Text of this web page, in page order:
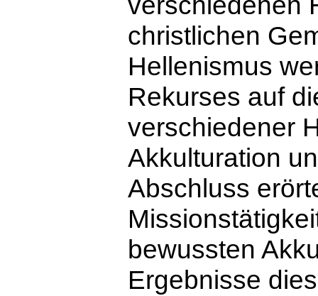
christlichen
Hellenismus
Rekurses auf
verschiedener
Akkulturation
Abschluss
bewussten
Ergebnisse